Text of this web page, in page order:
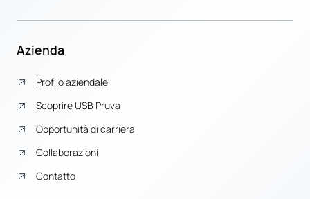
Azienda
Profilo aziendale
Scoprire USB Pruva
Opportunità di carriera
Collaborazioni
Contatto